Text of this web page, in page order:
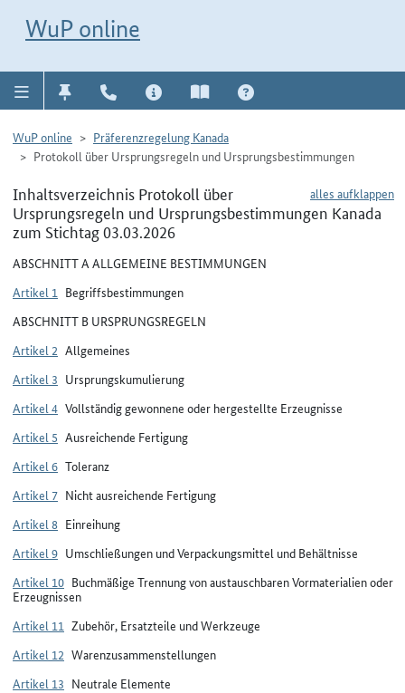
WuP online
WuP online
Präferenzregelung Kanada
Protokoll über Ursprungsregeln und Ursprungsbestimmungen
alles aufklappen
Inhaltsverzeichnis Protokoll über
Ursprungsregeln und Ursprungsbestimmungen Kanada
zum Stichtag 03.03.2026
ABSCHNITT A ALLGEMEINE BESTIMMUNGEN
Artikel 1 Begriffsbestimmungen
ABSCHNITT B URSPRUNGSREGELN
Artikel 2 Allgemeines
Artikel 3 Ursprungskumulierung
Artikel 4 Vollständig gewonnene oder hergestellte Erzeugnisse
Artikel 5 Ausreichende Fertigung
Artikel 6 Toleranz
Artikel 7 Nicht ausreichende Fertigung
Artikel 8 Einreihung
Artikel 9 Umschließungen und Verpackungsmittel und Behältnisse
Artikel 10 Buchmäßige Trennung von austauschbaren Vormaterialien oder
Erzeugnissen
Artikel 11 Zubehör, Ersatzteile und Werkzeuge
Artikel 12 Warenzusammenstellungen
Artikel 13 Neutrale Elemente